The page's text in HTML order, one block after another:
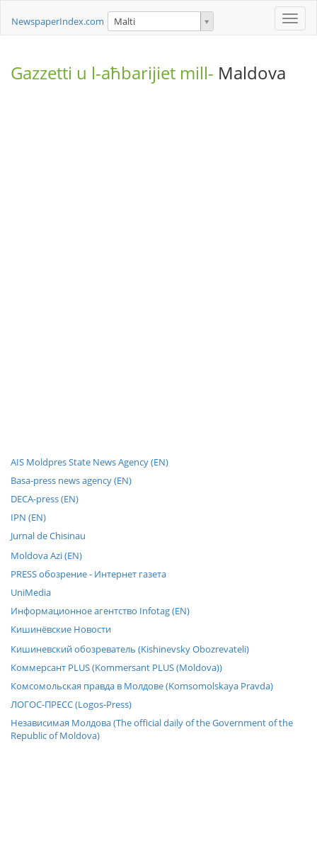
Toggle
NewspaperIndex.com Malti
Gazzetti u l-aħbarijiet mill- Maldova
AIS Moldpres State News Agency (EN)
Basa-press news agency (EN)
DECA-press (EN)
IPN (EN)
Jurnal de Chisinau
Moldova Azi (EN)
PRESS обозрение - Интернет газета
UniMedia
Информационное агентство Infotag (EN)
Кишинёвские Новости
Кишиневский обозреватель (Kishinevsky Obozrevateli)
Коммерсант PLUS (Kommersant PLUS (Moldova))
Комсомольская правда в Молдове (Komsomolskaya Pravda)
ЛОГОС-ПРЕСС (Logos-Press)
Независимая Молдова (The official daily of the Government of the
Republic of Moldova)